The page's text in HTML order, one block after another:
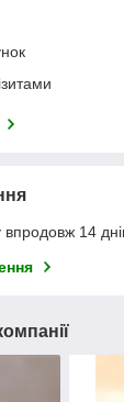
14